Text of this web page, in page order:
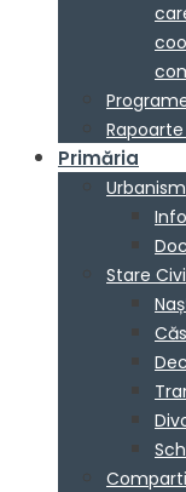
Primăria
Urbanism
Stare